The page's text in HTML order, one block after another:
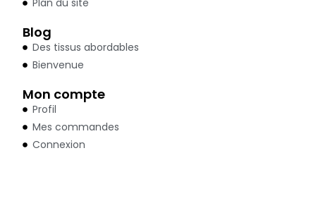
Blog
Des tissus abordables
Bienvenue
Mon compte
Profil
Mes commandes
Connexion